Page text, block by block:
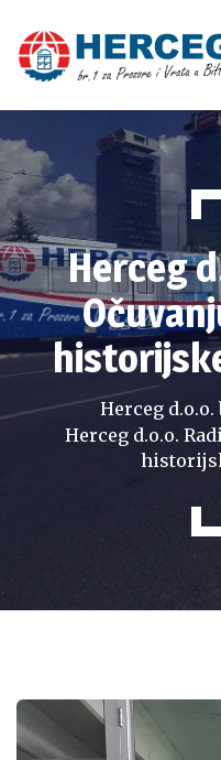
Herceg
Herceg d.o.o.
Herceg d.o.o.